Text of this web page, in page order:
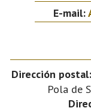
E-mail:
Dirección postal:
Pola de